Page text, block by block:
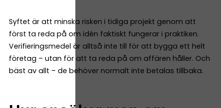
Syftet är att minska risken i tidiga projekt genom att
först ta reda på om idén faktiskt fungerar i praktiken.
Verifieringsmedel är alltså inte till för att bygga ett helt
företag – utan för att ta reda på om affären håller. Och
bäst av allt – de behöver normalt inte betalas tillbaka.